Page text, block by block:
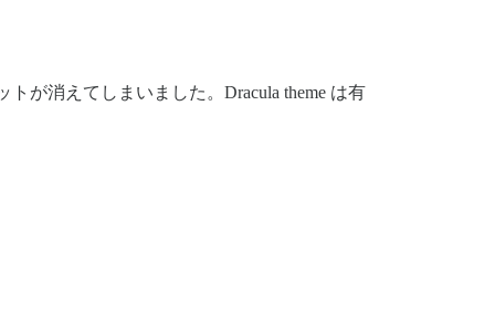
が消えてしまいました。Dracula theme は有